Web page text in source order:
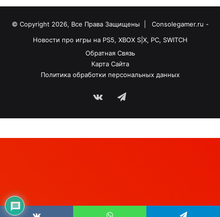
© Copyright 2026, Все Права Защищены |
Consolegamer.ru -
Новости про игры на PS5, XBOX S|X, PC, SWITCH
Обратная Связь
Карта Сайта
Политика обработки персональных данных